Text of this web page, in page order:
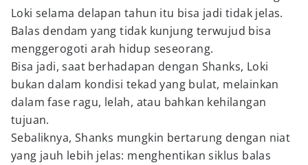
Loki selama delapan tahun itu bisa jadi tidak jelas.
Balas dendam yang tidak kunjung terwujud bisa
menggerogoti arah hidup seseorang.
Bisa jadi, saat berhadapan dengan Shanks, Loki
bukan dalam kondisi tekad yang bulat, melainkan
dalam fase ragu, lelah, atau bahkan kehilangan
tujuan.
Sebaliknya, Shanks mungkin bertarung dengan niat
yang jauh lebih jelas: menghentikan siklus balas